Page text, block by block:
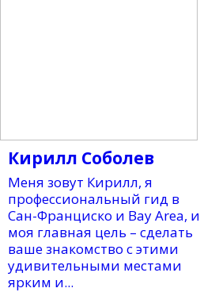
Кирилл Соболев
Меня зовут Кирилл, я
профессиональный гид в
Сан-Франциско и Bay Area, и
моя главная цель – сделать
ваше знакомство с этими
удивительными местами
ярким и...